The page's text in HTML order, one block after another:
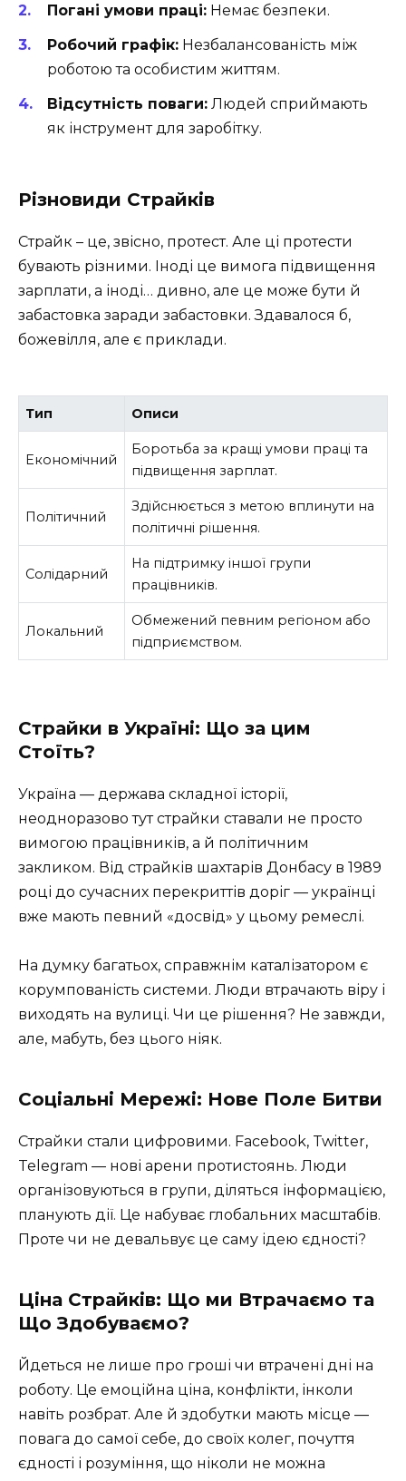
Погані умови праці: Немає безпеки.
Робочий графік: Незбалансованість між
роботою та особистим життям.
Відсутність поваги: Людей сприймають
як інструмент для заробітку.
Різновиди Страйків
Страйк – це, звісно, протест. Але ці протести
бувають різними. Іноді це вимога підвищення
зарплати, а іноді… дивно, але це може бути й
забастовка заради забастовки. Здавалося б,
божевілля, але є приклади.
Тип Описи
Економічний
Боротьба за кращі умови праці та
підвищення зарплат.
Політичний
Здійснюється з метою вплинути на
політичні рішення.
Солідарний
На підтримку іншої групи
працівників.
Локальний
Обмежений певним регіоном або
підприємством.
Страйки в Україні: Що за цим
Стоїть?
Україна — держава складної історії,
неодноразово тут страйки ставали не просто
вимогою працівників, а й політичним
закликом. Від страйків шахтарів Донбасу в 1989
році до сучасних перекриттів доріг — українці
вже мають певний «досвід» у цьому ремеслі.
На думку багатьох, справжнім каталізатором є
корумпованість системи. Люди втрачають віру і
виходять на вулиці. Чи це рішення? Не завжди,
але, мабуть, без цього ніяк.
Соціальні Мережі: Нове Поле Битви
Страйки стали цифровими. Facebook, Twitter,
Telegram — нові арени протистоянь. Люди
організовуються в групи, діляться інформацією,
планують дії. Це набуває глобальних масштабів.
Проте чи не девальвує це саму ідею єдності?
Ціна Страйків: Що ми Втрачаємо та
Що Здобуваємо?
Йдеться не лише про гроші чи втрачені дні на
роботу. Це емоційна ціна, конфлікти, інколи
навіть розбрат. Але й здобутки мають місце —
повага до самої себе, до своїх колег, почуття
єдності і розуміння, що ніколи не можна